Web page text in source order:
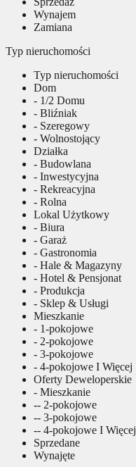
Wynajem
Zamiana
Typ nieruchomości
Typ nieruchomości
Dom
- 1/2 Domu
- Bliźniak
- Szeregowy
- Wolnostojący
Działka
- Budowlana
- Inwestycyjna
- Rekreacyjna
- Rolna
Lokal Użytkowy
- Biura
- Garaż
- Gastronomia
- Hale & Magazyny
- Hotel & Pensjonat
- Produkcja
- Sklep & Usługi
Mieszkanie
- 1-pokojowe
- 2-pokojowe
- 3-pokojowe
- 4-pokojowe I Więcej
Oferty Deweloperskie
- Mieszkanie
-- 2-pokojowe
-- 3-pokojowe
-- 4-pokojowe I Więcej
Sprzedane
Wynajęte